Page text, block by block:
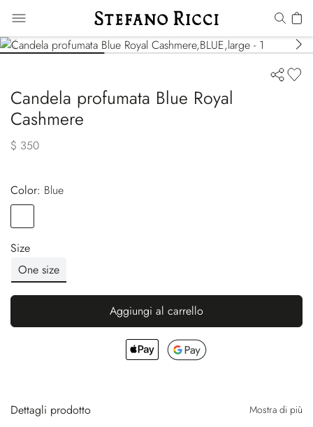
Candela profumata Blue Royal
Cashmere
$ 350
Color:
blue
Size
One size
Aggiungi al carrello
Dettagli prodotto Mostra di più